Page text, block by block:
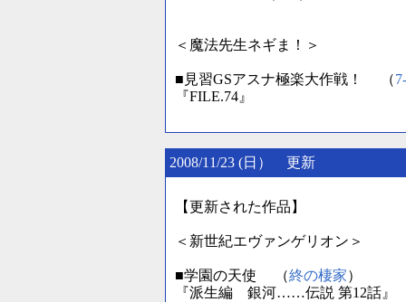
＜魔法先生ネギま！＞
■見習GSアスナ極楽大作戦！ （
『FILE.74』
2008/11/23 (日） 更新
【更新された作品】
＜新世紀エヴァンゲリオン＞
■学園の天使 （終の棲家）
『派生編 銀河……伝説 第12話』